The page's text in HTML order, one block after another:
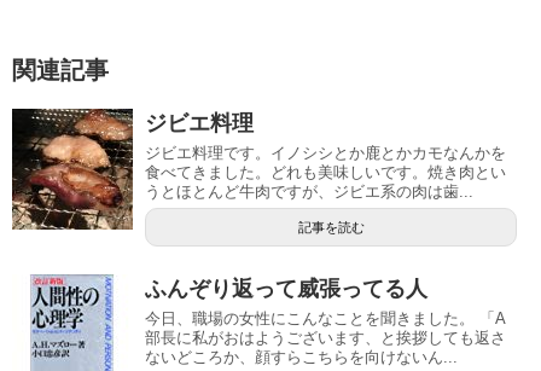
関連記事
ジビエ料理
ジビエ料理です。イノシシとか鹿とかカモなんかを
食べてきました。どれも美味しいです。焼き肉とい
うとほとんど牛肉ですが、ジビエ系の肉は歯...
記事を読む
ふんぞり返って威張ってる人
今日、職場の女性にこんなことを聞きました。 「A
部長に私がおはようございます、と挨拶しても返さ
ないどころか、顔すらこちらを向けないん...